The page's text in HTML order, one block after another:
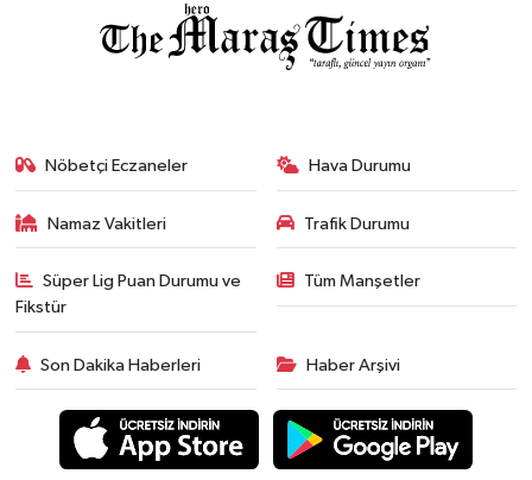
Nöbetçi Eczaneler Hava Durumu
Namaz Vakitleri Trafik Durumu
Süper Lig Puan Durumu ve
Fikstür
Tüm Manşetler
Son Dakika Haberleri Haber Arşivi